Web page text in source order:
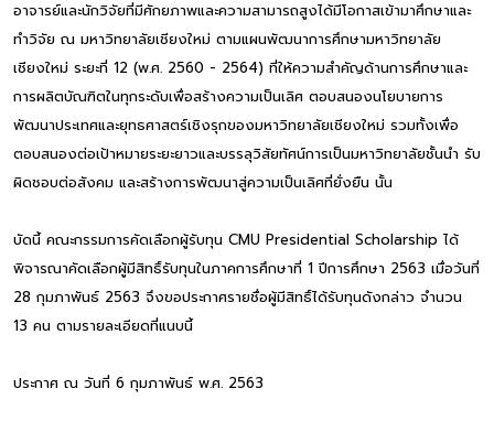
อาจารย์และนักวิจัยที่มีศักยภาพและความสามารถสูงได้มีโอกาสเข้ามาศึกษาและ
ทำวิจัย ณ มหาวิทยาลัยเชียงใหม่ ตามแผนพัฒนาการศึกษามหาวิทยาลัย
เชียงใหม่ ระยะที่ 12 (พ.ศ. 2560 - 2564) ที่ให้ความสำคัญด้านการศึกษาและ
การผลิตบัณฑิตในทุกระดับเพื่อสร้างความเป็นเลิศ ตอบสนองนโยบายการ
พัฒนาประเทศและยุทธศาสตร์เชิงรุกของมหาวิทยาลัยเชียงใหม่ รวมทั้งเพื่อ
ตอบสนองต่อเป้าหมายระยะยาวและบรรลุวิสัยทัศน์การเป็นมหาวิทยาลัยชั้นนำ รับ
ผิดชอบต่อสังคม และสร้างการพัฒนาสู่ความเป็นเลิศที่ยั่งยืน นั้น
บัดนี้ คณะกรรมการคัดเลือกผู้รับทุน CMU Presidential Scholarship ได้
พิจารณาคัดเลือกผู้มีสิทธิ์รับทุนในภาคการศึกษาที่ 1 ปีการศึกษา 2563 เมื่อวันที่
28 กุมภาพันธ์ 2563 จึงขอประกาศรายชื่อผู้มีสิทธิ์ได้รับทุนดังกล่าว จำนวน
13 คน ตามรายละเอียดที่แนบนี้
ประกาศ ณ วันที่ 6 กุมภาพันธ์ พ.ศ. 2563